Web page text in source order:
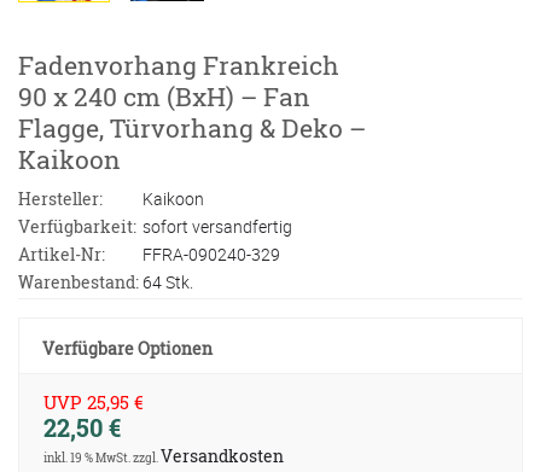
Fadenvorhang Frankreich
90 x 240 cm (BxH) – Fan
Flagge, Türvorhang & Deko –
Kaikoon
Hersteller:
Kaikoon
Verfügbarkeit: sofort versandfertig
Artikel-Nr:
FFRA-090240-329
Warenbestand: 64 Stk.
Verfügbare Optionen
UVP 25,95 €
22,50 €
inkl. 19 % MwSt. zzgl.Versandkosten